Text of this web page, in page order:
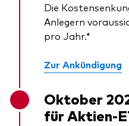
Die
Anlegern
pro Jahr.*
Zur Ankündigung
Oktober
für Aktien-